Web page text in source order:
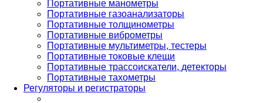
Портативные манометры
Портативные газоанализаторы
Портативные толщинометры
Портативные виброметры
Портативные мультиметры, тестеры
Портативные токовые клещи
Портативные трассоискатели, детекторы
Портативные тахометры
Регуляторы и регистраторы